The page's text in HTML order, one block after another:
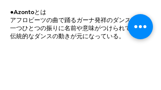
●Azontoとは
アフロビーツの曲で踊るガーナ発祥のダンス。
一つひとつの振りに名前や意味がつけられている。
伝統的なダンスの動きが元になっている。